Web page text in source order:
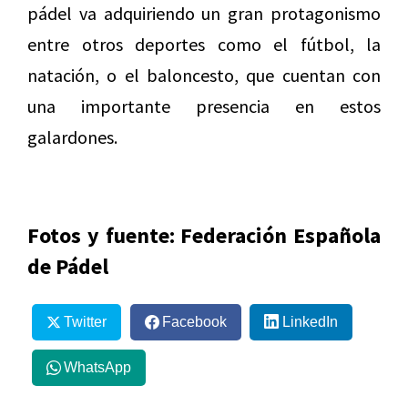
pádel va adquiriendo un gran protagonismo
entre otros deportes como el fútbol, la
natación, o el baloncesto, que cuentan con
una importante presencia en estos
galardones.
Fotos y fuente: Federación Española
de Pádel
Twitter Facebook LinkedIn
WhatsApp